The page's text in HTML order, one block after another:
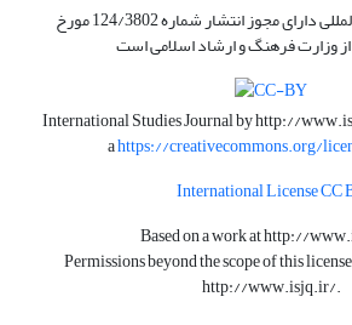
فصلنامه مطالعات بین‌المللی دارای مجوز انتشار شماره 124/3802 مورخ
International Studies Journal byhttp://
ahttps://creativecommons.org/
International License CC
Based on a work athttp://
Permissions beyond the scope of this
http://www.isjq.ir/.